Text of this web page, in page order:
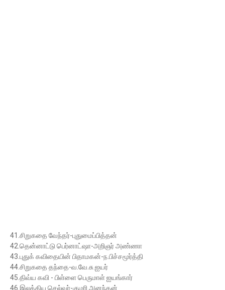
41.சிறுகதை வேந்தர்-புதுமைப்பித்தன்
42.தென்னாட்டு பெர்னாட்ஷா-அறிஞர் அண்ணா
43.புதுக் கவிதையின் பிதாமகன்-ந.பிச்சமூர்த்தி
44.சிறுகதை தந்தை-வ.வே.சு.ஐயர்
45.திவ்ய கவி - பிள்ளை பெருமாள் ஐயங்கார்
46.இலக்கிய செல்வர்-குமரி அனந்தன்